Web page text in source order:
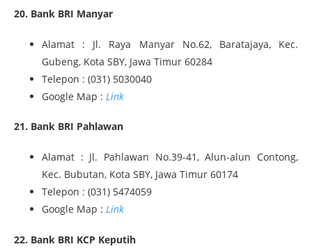
20. Bank BRI Manyar
Alamat : Jl. Raya Manyar No.62, Baratajaya, Kec.
Gubeng, Kota SBY, Jawa Timur 60284
Telepon : (031) 5030040
Google Map : Link
21. Bank BRI Pahlawan
Alamat : Jl. Pahlawan No.39-41, Alun-alun Contong,
Kec. Bubutan, Kota SBY, Jawa Timur 60174
Telepon : (031) 5474059
Google Map : Link
22. Bank BRI KCP Keputih